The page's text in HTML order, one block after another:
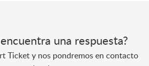
una respuesta?
Ticket y nos pondremos en contacto